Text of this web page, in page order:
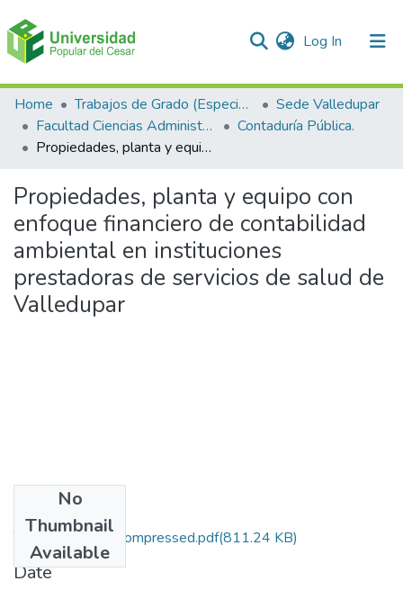
Log In (current)
Communities & Collections
All of DSpace
Home Trabajos de Grado (Especializaciones y Pregrados)
Sede Valledupar
Facultad Ciencias Administrativas Contables y Económicas – Face
Contaduría Pública.
Propiedades, planta y equipo con enfoque financiero de contabilidad ambiental en instituciones prestadoras de servicios de salud de Valledupar
Propiedades, planta y equipo con
enfoque financiero de contabilidad
ambiental en instituciones
prestadoras de servicios de salud de
Valledupar
No
Thumbnail
Available
TG CP-2021-3_compressed.pdf(811.24 KB)
Date